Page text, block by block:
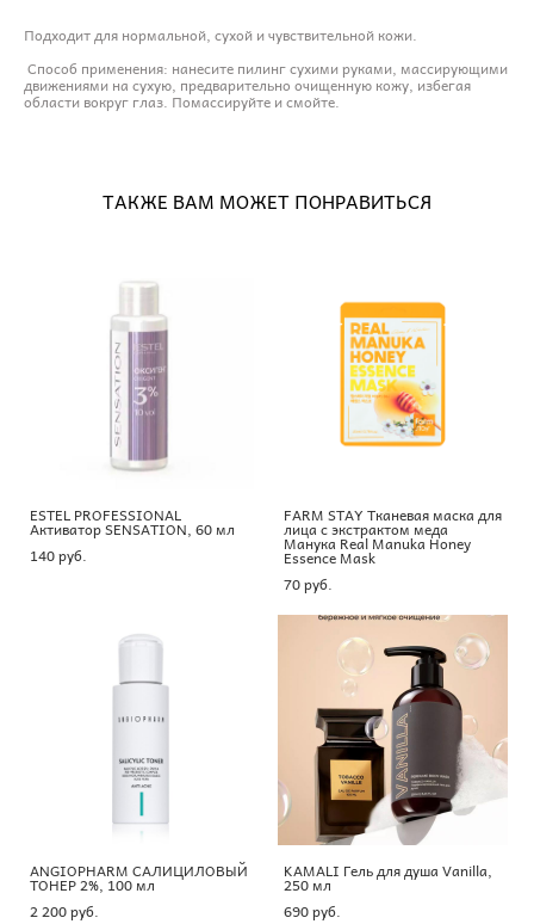
Подходит для нормальной, сухой и чувствительной кожи.
Способ применения: нанесите пилинг сухими руками, массирующими
движениями на сухую, предварительно очищенную кожу, избегая
области вокруг глаз. Помассируйте и смойте.
ТАКЖЕ ВАМ МОЖЕТ ПОНРАВИТЬСЯ
ESTEL PROFESSIONAL
Активатор SENSATION, 60 мл
140 pуб.
FARM STAY Тканевая маска для
лица с экстрактом меда
Манука Real Manuka Honey
Essence Mask
70 pуб.
ANGIOPHARM САЛИЦИЛОВЫЙ
ТОНЕР 2%, 100 мл
2 200 pуб.
KAMALI Гель для душа Vanilla,
250 мл
690 pуб.